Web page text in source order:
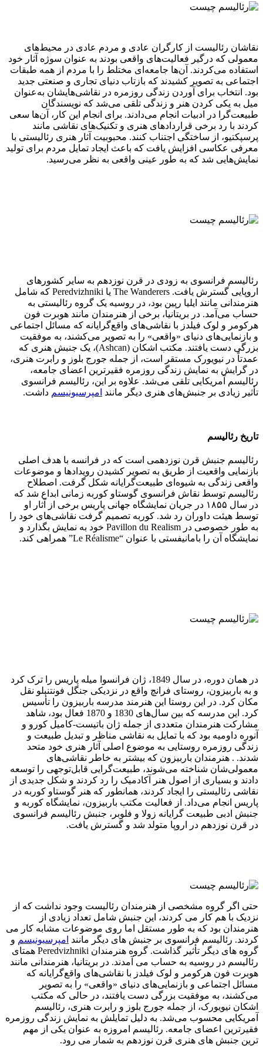
نقاشان رئالیست از کارگران عادی و مردم عادی در محیط‌های
معمولی که درگیر فعالیت‌های واقعی بودند به عنوان سوژه آثار خود
استفاده می‌کردند. آن‌ها جامعه‌ای مختلط را با مردم از همه طبقات
اجتماعی به تصویر کشیدند که بازتاب دنیای تجاری و صنعتی جدید
بود. انتخاب برای آوردن زندگی روزمره در نقاشی‌هایشان به‌عنوان
میل به یکی کردن هنر و زندگی تلقی می‌شد که نویسندگان
طبیعت‌گرا در ادبیات انجام می‌دادند. برای انجام این کار، آن‌ها سعی
کردند با رد برخی قرارداد‌های هنری و تکنیک‌های نقاشی مانند
پرسپکتیو، از ساختگی اجتناب کنند. محبوبیت آثار هنری رئالیستی با
معرفی عکاسی افزایش یافت که باعث ایجاد تمایل مردم برای تولید
نمایش‌هایی شد که به طور عینی واقعی به نظر می‌رسید.
رئالیسم فرانسوی به زودی در قرن نوزدهم به سایر کشور‌های
اروپایی گسترش یافت. The Wanderers یا Peredvizhniki که شامل
هنرمندانی مانند ایلیا رپین بود، در روسیه یک گروه رئالیستی به
حساب می‌آمد. در بریتانیا، برخی از هنرمندان مانند هوبرت فون
هرکومر و لوک فیلدز با نقاشی‌های واقع‌گرایانه که مسائل اجتماعی
و بازنمایی‌های دنیای «واقعی» را به تصویر می‌کشند، به موفقیت
بزرگی دست یافتند. مکتب اشکان (Ashcan)، یک جنبش هنری که
عمدتاً در نیویورک مستقر است، از جمله جورج بلوز و رابرت هنری،
در گرایش به نمایش زندگی روزمره فقیرترین اعضای جامعه،
رئالیسم آمریکایی تلقی می‌شد. علاوه بر این، رئالیسم فرانسوی
تأثیر زیادی بر جنبش‌های هنری دیگر مانند امپرسیونیسم داشت.
تاریخ رئالیسم
رئالیسم جنبش قرن نوزدهمی است که در فرانسه با هدف اصلی
بازنمایی واقعیت از طریق به تصویر کشیدن رویداد‌ها و موضوعات
واقعی زندگی به شیوه‌ای طبیعت‌گرایانه شکل گرفت. اصطلاح
رئالیسم توسط نقاش فرانسوی گوستاو کوربه زمانی ابداع شد که
در سال ۱۸۵۵ در جریان نمایشگاه جهانی پاریس برخی از آثار او
توسط هیئت داوران رد شد. کوربه تصمیم گرفت نقاشی‌های خود را
به طور خصوصی در Pavillon du Realism خود به نمایش بگذارد و
نمایشگاه آن را با‌مانیفستی با عنوان “Le Réalisme” همراهی کند.
در همان دوره، در سال 1849، ژان فرانسوا میله پاریس را ترک کرد
و به باربیزون، روستای فرانچ واقع در نزدیکی جنگل فونتنبلو نقل
مکان کرد. در این روستا این هنرمند مدرسه باربیزون را تأسیس
کرد. این مدرسه که بین سال‌های 1830 و 1870 فعال بود، شاهد
مشارکت هنرمندان متعددی از جمله ژان باتیست-کامیل کورو و
آنوره داومیه بود که با تمایل به نقاشی مناظر و تبدیل طبیعت و
زندگی روزمره روستایی به موضوع اصلی آثار هنری خود متحد
شدند. . هنرمندان باربیزون که بیشتر به خاطر نقاشی‌های
معمولی‌شان شناخته می‌شوند، طبیعت‌گرایی قابل‌توجهی را توسعه
دادند و بسیاری از اصول هنر آکادمیک را رد کردند و شکل جدیدی از
نقاشی رئالیستی را ایجاد کردند، همانطور که هنر گوستاو کوربه در
پاریس انجام می‌داد. از فعالیت مکتب باربیزون، نمایشگاه کوربه و
جنبش ادبی طبیعت گرایانه زولا و فلوبر، جنبش رئالیسم فرانسوی
در قرن نوزدهم در اروپا متولد شد و گسترش یافت.
حتی اگر گروه مشخصی از هنرمندان رئالیست وجود نداشت که از
نزدیک با هم کار می کردند، این جنبش شامل تعداد زیادی از
هنرمندان بود که به طور مستقل اما روی موضوعات مشابه کار می
کردند. رئالیسم فرانسوی بر جنبش های دیگر مانند امپرسیونیسم و
گروه های دیگر تأثیر گذاشت. گروه هنرمندان Peredvizhniki همتای
رئالیسم در روسیه به حساب می آمدند. در بریتانیا، هنرمندانی مانند
هوبرت فون هرکومر و لوک فیلدز با نقاشی‌های واقع‌گرایانه که
مسائل اجتماعی و بازنمایی‌های دنیای «واقعی» را به تصویر
می‌کشند، به موفقیت بزرگی دست یافتند، در حالی که مکتب
اشکان نیویورک، از جمله جورج بلوز و رابرت هنری، رئالیسم
آمریکایی محسوب می‌شد. به دلیل تمایلش به نمایش زندگی روزمره
فقیرترین اعضای جامعه. رئالیسم امروزه به عنوان یکی از مهم
ترین جنبش های هنری قرن نوزدهم به شمار می رود.